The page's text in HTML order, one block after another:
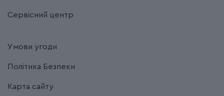
Сервісний центр
Умови угоди
Політика Безпеки
Карта сайту